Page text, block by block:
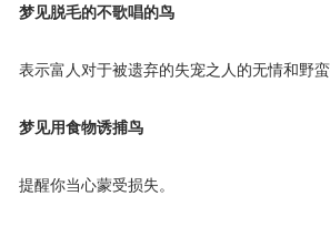
梦见脱毛的不歌唱的鸟
表示富人对于被遗弃的失宠之人的无情和野蛮
梦见用食物诱捕鸟
提醒你当心蒙受损失。